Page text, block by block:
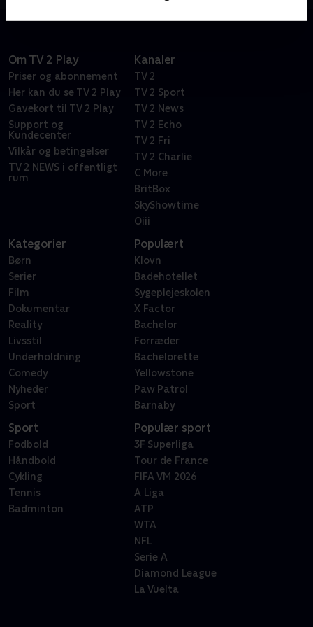
Om TV 2 Play
Priser og abonnement
Her kan du se TV 2 Play
Gavekort til TV 2 Play
Support og
Kundecenter
Vilkår og betingelser
TV 2 NEWS i offentligt
rum
Kanaler
TV 2
TV 2 Sport
TV 2 News
TV 2 Echo
TV 2 Fri
TV 2 Charlie
C More
BritBox
SkyShowtime
Oiii
Kategorier
Børn
Serier
Film
Dokumentar
Reality
Livsstil
Underholdning
Comedy
Nyheder
Sport
Populært
Klovn
Badehotellet
Sygeplejeskolen
X Factor
Bachelor
Forræder
Bachelorette
Yellowstone
Paw Patrol
Barnaby
Sport
Fodbold
Håndbold
Cykling
Tennis
Badminton
Populær sport
3F Superliga
Tour de France
FIFA VM 2026
A Liga
ATP
WTA
NFL
Serie A
Diamond League
La Vuelta